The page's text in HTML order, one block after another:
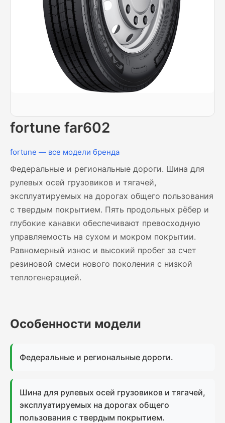
fortune far602
fortune — все модели бренда
Федеральные и региональные дороги. Шина для
рулевых осей грузовиков и тягачей,
эксплуатируемых на дорогах общего пользования
с твердым покрытием. Пять продольных рёбер и
глубокие канавки обеспечивают превосходную
управляемость на сухом и мокром покрытии.
Равномерный износ и высокий пробег за счет
резиновой смеси нового поколения с низкой
теплогенерацией.
Особенности модели
Федеральные и региональные дороги.
Шина для рулевых осей грузовиков и тягачей,
эксплуатируемых на дорогах общего
пользования с твердым покрытием.